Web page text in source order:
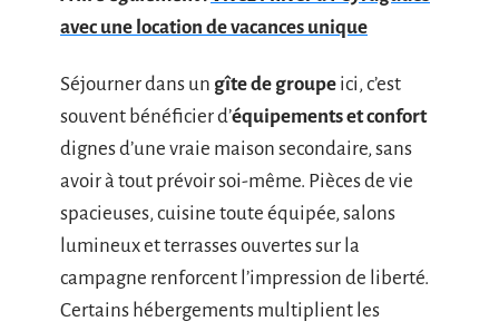
avec une location de vacances unique
Séjourner dans un gîte de groupe ici, c’est
souvent bénéficier d’équipements et confort
dignes d’une vraie maison secondaire, sans
avoir à tout prévoir soi-même. Pièces de vie
spacieuses, cuisine toute équipée, salons
lumineux et terrasses ouvertes sur la
campagne renforcent l’impression de liberté.
Certains hébergements multiplient les